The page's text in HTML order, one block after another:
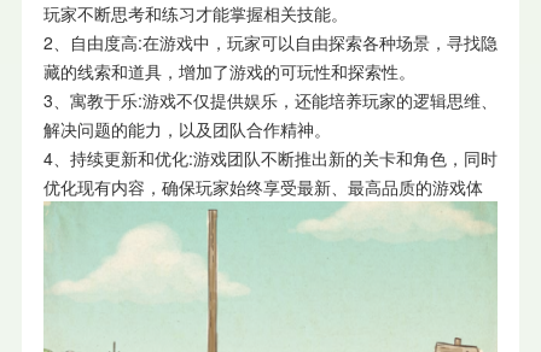
玩家不断思考和练习才能掌握相关技能。
2、自由度高:在游戏中，玩家可以自由探索各种场景，寻找隐
藏的线索和道具，增加了游戏的可玩性和探索性。
3、寓教于乐:游戏不仅提供娱乐，还能培养玩家的逻辑思维、
解决问题的能力，以及团队合作精神。
4、持续更新和优化:游戏团队不断推出新的关卡和角色，同时
优化现有内容，确保玩家始终享受最新、最高品质的游戏体